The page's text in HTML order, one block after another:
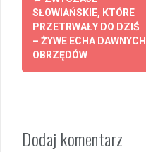
wpisy
SŁOWIAŃSKIE, KTÓRE
PRZETRWAŁY DO DZIŚ
– ŻYWE ECHA DAWNYCH
OBRZĘDÓW
Dodaj komentarz